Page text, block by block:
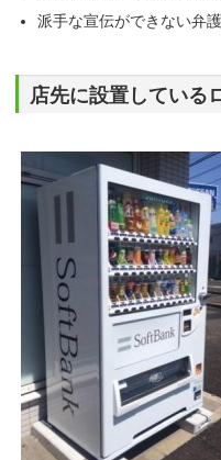
派手な宣伝ができない弁
店先に設置している